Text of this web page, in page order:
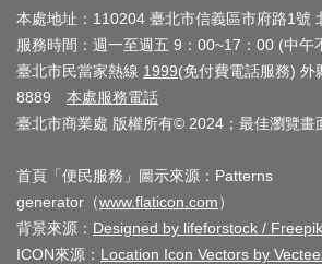
發
展
與
輔
導
商
圈
廊
本處地址：110204 臺北市信義區市府路1號
服務時間：週一至週五 9：00~17：00 (中午
臺北市民當家熱線 1999(免付費電話服務)
8889 本處服務電話
臺北市商業處 版權所有© 2024；最佳瀏覽畫
首頁「便民服務」圖示來源：Patterns
generator（www.flaticon.com）
背景來源： Designed by lifeforstock / Freepik
ICON來源： Location Icon Vectors by